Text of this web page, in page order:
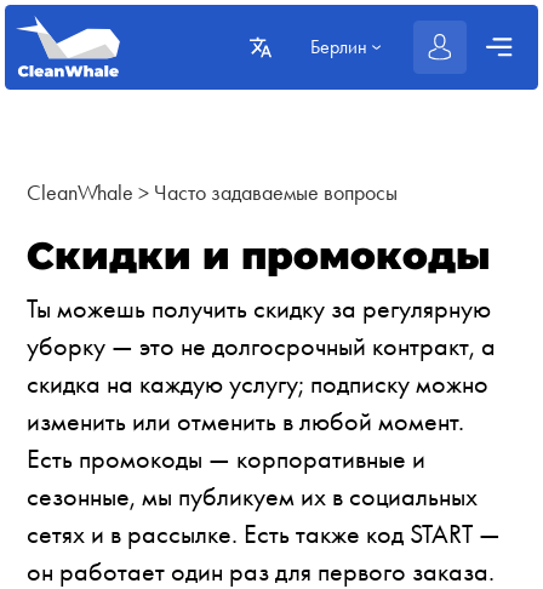
Берлин
CleanWhale > Часто задаваемые вопросы
Скидки и промокоды
Ты можешь получить скидку за регулярную
уборку — это не долгосрочный контракт, а
скидка на каждую услугу; подписку можно
изменить или отменить в любой момент.
Есть промокоды — корпоративные и
сезонные, мы публикуем их в социальных
сетях и в рассылке. Есть также код START —
он работает один раз для первого заказа.